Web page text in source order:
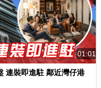
01:01
連裝即進駐 鄰近灣仔港